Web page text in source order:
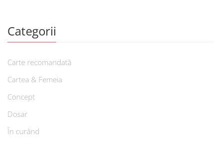
Categorii
Carte recomandată
Cartea & Femeia
Concept
Dosar
În curând